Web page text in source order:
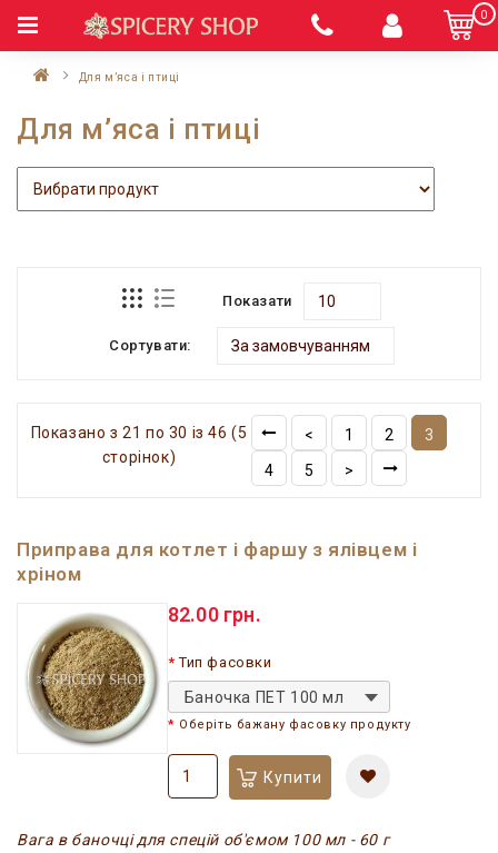
0
Для м’яса і птиці
Для м’яса і птиці
Показати
Сортувати:
Показано з 21 по 30 із 46 (5
сторінок)
< 1 2
3
4
5 >
Приправа для котлет і фаршу з ялівцем і
хріном
82.00 грн.
Тип фасовки
Баночка ПЕТ 100 мл
Оберіть бажану фасовку продукту
Купити
Вага в баночці для спецій об'ємом 100 мл - 60 г